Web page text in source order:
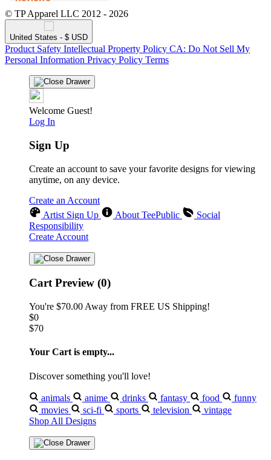
© TP Apparel LLC 2012 - 2026
United States - $ USD
Product Safety Intellectual Property Policy CA: Do Not Sell My
Personal Information Privacy Policy Terms
Welcome Guest!
Log In
Sign Up
Create an account to save your favorite designs for viewing
anytime, on any device.
Create an Account
Artist Sign Up
About TeePublic
Social
Responsibility
Create Account
Cart Preview (0)
You're $70.00 Away from FREE US Shipping!
$0
$70
Your Cart is empty...
Discover something you'll love!
animals anime drinks fantasy food
funny
movies
sci-fi sports television
vintage
Shop All Designs